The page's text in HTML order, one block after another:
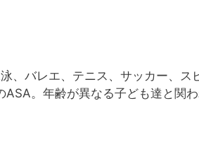
、バレエ、テニス、サッカー、ス
。年齢が異なる子ども達と関